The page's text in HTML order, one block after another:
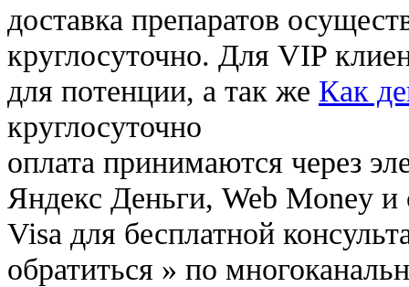
доставка препаратов
круглосуточно. Для VIP
для потенции, а так же Как
круглосуточно
оплата принимаются через
Яндекс Деньги, Web Money и
Visa для бесплатной
обратиться » по